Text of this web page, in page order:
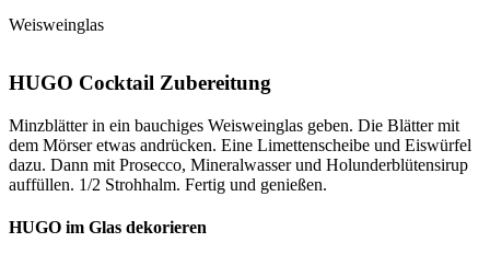
Weisweinglas
HUGO Cocktail Zubereitung
Minzblätter in ein bauchiges Weisweinglas geben. Die Blätter mit
dem Mörser etwas andrücken. Eine Limettenscheibe und Eiswürfel
dazu. Dann mit Prosecco, Mineralwasser und Holunderblütensirup
auffüllen. 1/2 Strohhalm. Fertig und genießen.
HUGO im Glas dekorieren